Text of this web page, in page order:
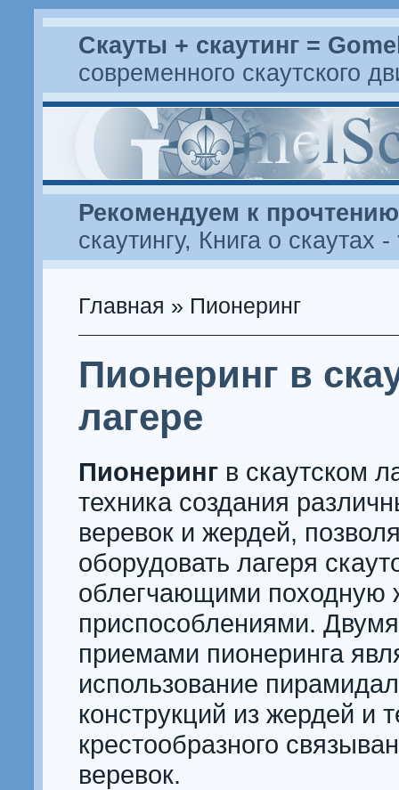
Скауты + скаутинг =
современного скаутского
Рекомендуем к прочтению
скаутингу, Книга о скаутах -
Главная » Пионеринг
Пионеринг в
лагере
Пионеринг в скаутском
техника создания
веревок и жердей,
оборудовать лагеря
облегчающими походную
приспособлениями.
приемами пионеринга
использование
конструкций из жердей и
крестообразного
веревок.